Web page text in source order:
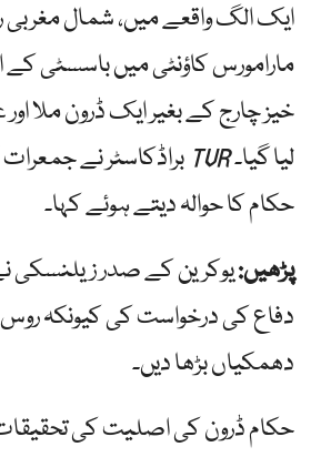
ایک الگ واقعے میں، شمال مغربی
مارامورس کاؤنٹی میں باسسٹی کے
خیز چارج کے بغیر ایک ڈرون ملا
لیا گیا۔TVR براڈکاسٹر نے
حکام کا حوالہ دیتے ہوئے کہا۔
پڑھیں:یوکرین کے صدر زیلنسکی
دفاع کی درخواست کی کیونکہ
دھمکیاں بڑھا دیں۔
حکام ڈرون کی اصلیت کی